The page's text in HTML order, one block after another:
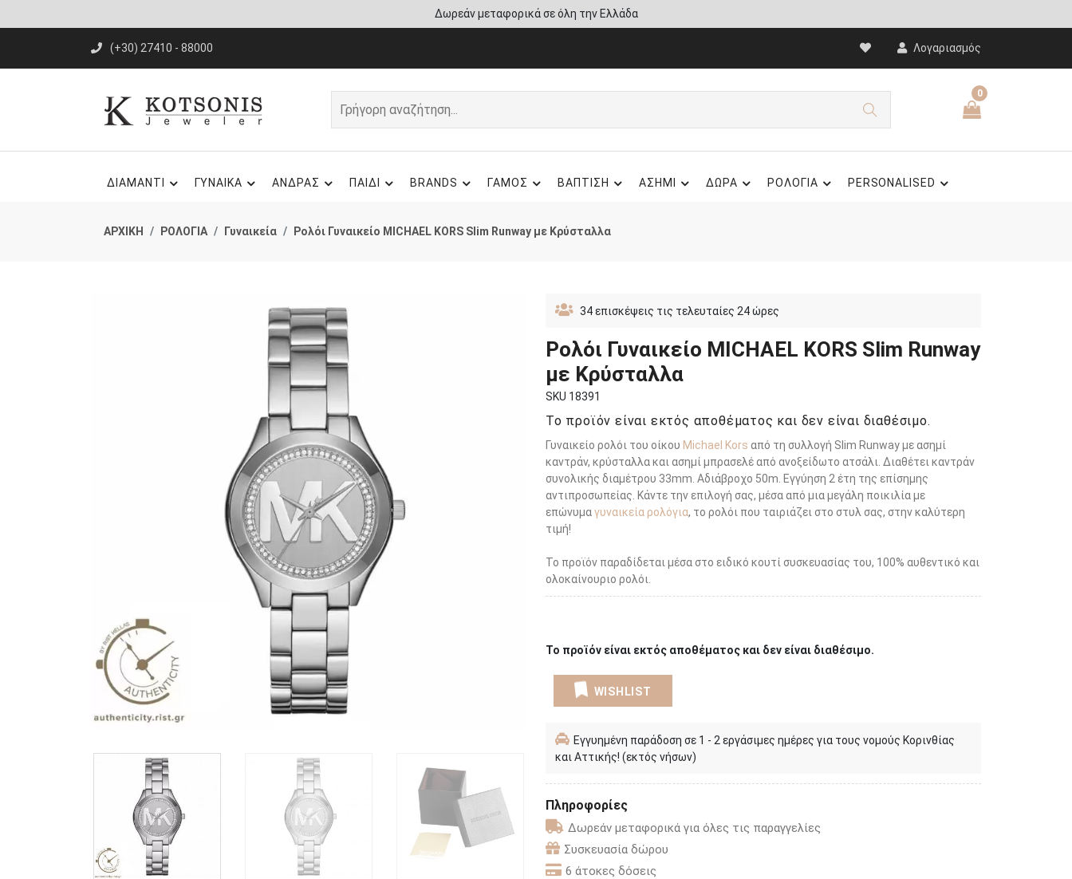
(+30) 27410 - 88000 Λογαριασμός
0
ΔΙΑΜΑΝΤΙ ΓΥΝΑΙΚΑ ΑΝΔΡΑΣ ΠΑΙΔΙ BRANDS ΓΑΜΟΣ ΒΑΠΤΙΣΗ ΑΣΗΜΙ ΔΩΡΑ ΡΟΛΟΓΙΑ PERSONALISED
ΑΡΧΙΚΗ ΡΟΛΟΓΙΑ Γυναικεία Ρολόι Γυναικείο MICHAEL KORS Slim Runway με Κρύσταλλα
34επισκέψεις τις τελευταίες 24 ώρες
Ρολόι Γυναικείο MICHAEL KORS Slim Runway
με Κρύσταλλα
SKU 18391
Το προϊόν είναι εκτός αποθέματος και δεν είναι διαθέσιμο.
Γυναικείο ρολόι του οίκου Michael Kors από τη συλλογή Slim Runway με ασημί
καντράν, κρύσταλλα και ασημί μπρασελέ από ανοξείδωτο ατσάλι. Διαθέτει καντράν
συνολικής διαμέτρου 33mm. Αδιάβροχο 50m. Εγγύηση 2 έτη της επίσημης
αντιπροσωπείας. Κάντε την επιλογή σας, μέσα από μια μεγάλη ποικιλία με
επώνυμαγυναικεία ρολόγια, το ρολόι που ταιριάζει στο στυλ σας, στην καλύτερη
τιμή!
Το προϊόν παραδίδεται μέσα στο ειδικό κουτί συσκευασίας του, 100% αυθεντικό και
ολοκαίνουριο ρολόι.
Το προϊόν είναι εκτός αποθέματος και δεν είναι διαθέσιμο.
WISHLIST
Εγγυημένη παράδοση σε 1 - 2 εργάσιμες ημέρες για τους νομούς Κορινθίας
και Αττικής! (εκτός νήσων)
Πληροφορίες
Δωρεάν μεταφορικά για όλες τις παραγγελίες
Συσκευασία δώρου
6 άτοκες δόσεις